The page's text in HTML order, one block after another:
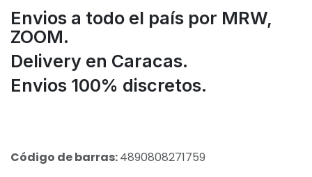
Envios a todo el país por MRW,
ZOOM.
Delivery en Caracas.
Envios 100% discretos.
Código de barras:4890808271759